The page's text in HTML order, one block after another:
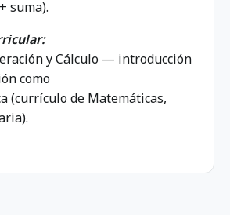
suma).
y Cálculo — introducción
como
(currículo de Matemáticas,